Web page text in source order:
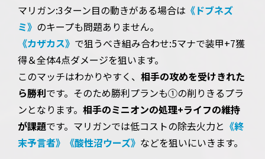
マリガン:3ターン目の動きがある場合は 《ドブネズ
ミ》 のキープも問題ありません。
《カザカス》 で狙うべき組み合わせ:5マナで装甲+7獲
得＆全体4点ダメージを狙います。
このマッチはわかりやすく、 相手の攻めを受けきれた
ら勝利です。そのため勝利プランも①の削りきるプラ
ンとなります。 相手のミニオンの処理+ライフの維持
が課題です。マリガンでは低コストの除去火力と 《終
末予言者》
《酸性沼ウーズ》 などを狙いにいきます。